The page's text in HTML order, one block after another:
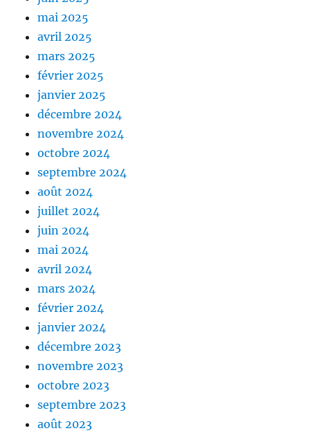
mai 2025
avril 2025
mars 2025
février 2025
janvier 2025
décembre 2024
novembre 2024
octobre 2024
septembre 2024
août 2024
juillet 2024
juin 2024
mai 2024
avril 2024
mars 2024
février 2024
janvier 2024
décembre 2023
novembre 2023
octobre 2023
septembre 2023
août 2023